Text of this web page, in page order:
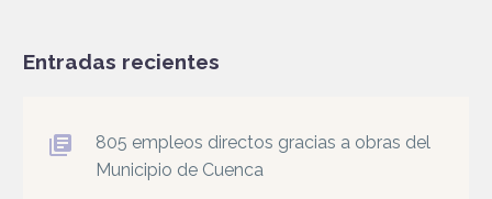
Entradas recientes
805 empleos directos gracias a obras del
Municipio de Cuenca